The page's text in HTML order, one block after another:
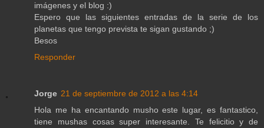
imágenes y el blog :)
Espero que las siguientes entradas de la serie de los
planetas que tengo prevista te sigan gustando ;)
Besos
Responder
Jorge 21 de septiembre de 2012 a las 4:14
Hola me ha encantando musho este lugar, es fantastico,
tiene mushas cosas super interesante. Te felicitio y de